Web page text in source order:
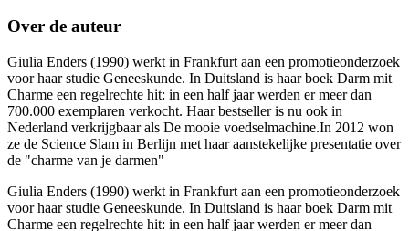
Over de auteur
Giulia Enders (1990) werkt in Frankfurt aan een promotieonderzoek
voor haar studie Geneeskunde. In Duitsland is haar boek Darm mit
Charme een regelrechte hit: in een half jaar werden er meer dan
700.000 exemplaren verkocht. Haar bestseller is nu ook in
Nederland verkrijgbaar als De mooie voedselmachine.In 2012 won
ze de Science Slam in Berlijn met haar aanstekelijke presentatie over
de "charme van je darmen"
Giulia Enders (1990) werkt in Frankfurt aan een promotieonderzoek
voor haar studie Geneeskunde. In Duitsland is haar boek Darm mit
Charme een regelrechte hit: in een half jaar werden er meer dan